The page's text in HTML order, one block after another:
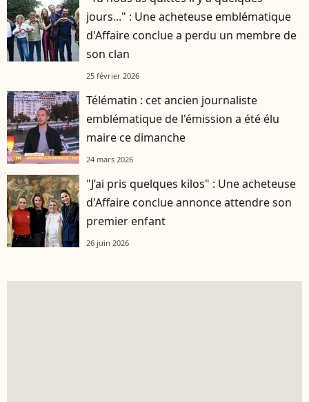
jours..." : Une acheteuse emblématique
d'Affaire conclue a perdu un membre de
son clan
25 février 2026
Télématin : cet ancien journaliste
emblématique de l'émission a été élu
maire ce dimanche
24 mars 2026
"J’ai pris quelques kilos" : Une acheteuse
d'Affaire conclue annonce attendre son
premier enfant
26 juin 2026